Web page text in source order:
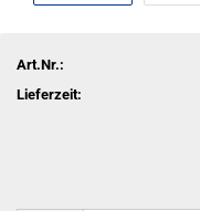
Art.Nr.:
Lieferzeit: